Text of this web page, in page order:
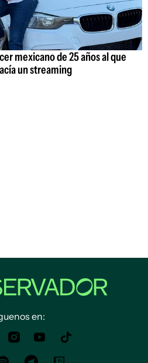
mexicano de 25 años al que
un streaming
en: